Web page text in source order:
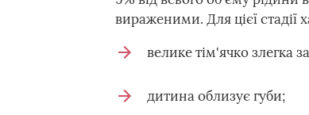
вираженими. Для цієї стадії
велике тім'ячко злегка
дитина облизує губи;